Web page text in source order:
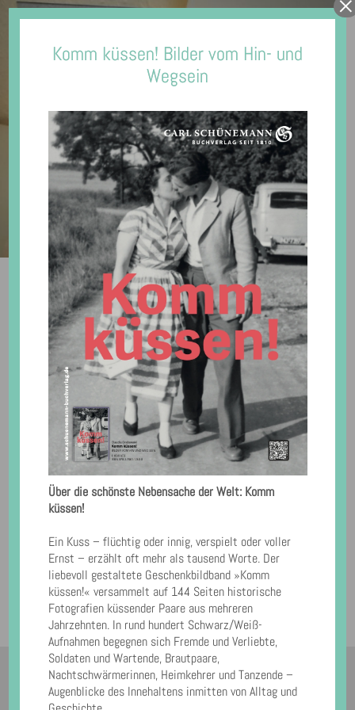
Blink 2026
16. Januar 2026 General
Auf der Angst ist nur ein Foto von mir im dies­jäh­ri­gen Blink­ka­len­
Jeden Tag ein Bild!
BLINK ist ein hoch­wer­tig pro­du­zier­ter Abreiß-Foto­ka­lender. Im
hand­li­chen A6-For­mat führt er wahl­wei­se als Tisch­auf­stel­ler oder
als Wand­ka­len­der durch das Jahr. BLINK 2026 ent­hält Fotos im
Hoch- und Quer­for­mat von fast 70 Fotograf*innen. Mit jedem Bild
nimmt er sei­ne Betrachter*innen mit auf eine klei­ne Rei­se. Dabei
Ver­gan­ge­nes und Aktu­el­les; zu sehen sind Fotos, die nach­denk­lich
und neu­gie­rig machen, die mit­ten ins Herz gehen oder schlicht
schön sind – täg­lich aufs Neue. 365 Tage lang.
Mehr Infos und zum Bestel­len gibt und geht es hier:
http://www.blink365.de/
© Copyright 2026. All Rights Reserved ·Impressum & Datenschutz
Komm küssen! Bilder vom Hin- und
Wegsein
Über die schönste Nebensache der Welt: Komm
küssen!
Ein Kuss – flüchtig oder innig, verspielt oder voller
Ernst – erzählt oft mehr als tausend Worte. Der
liebevoll gestaltete Geschenkbildband »Komm
küssen!« versammelt auf 144 Seiten historische
Fotografien küssender Paare aus mehreren
Jahrzehnten. In rund hundert Schwarz/Weiß-
Aufnahmen begegnen sich Fremde und Verliebte,
Soldaten und Wartende, Brautpaare,
Nachtschwärmerinnen, Heimkehrer und Tanzende –
Augenblicke des Innehaltens inmitten von Alltag und
×